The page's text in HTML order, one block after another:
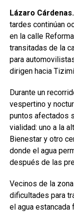
Lázaro
tardes continúan
en la calle
transitadas de la
para
dirigen hacia
Durante un
vespertino y
puntos afectados
vialidad: uno a la
Bienestar y otro
donde el agua
después de las
Vecinos de la
dificultades para
el agua estancada